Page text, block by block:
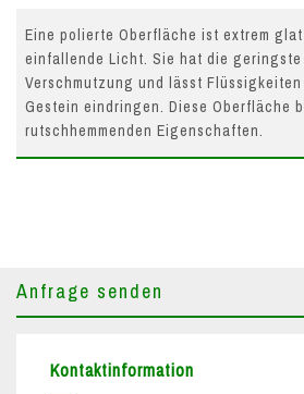
Eine polierte Oberfläche ist extrem
einfallende Licht. Sie hat die
Verschmutzung und lässt
Gestein eindringen. Diese Oberfläche
rutschhemmenden Eigenschaften.
Anfrage senden
Kontaktinformation